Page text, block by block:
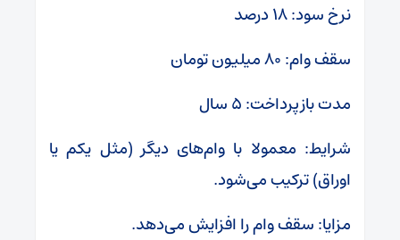
نرخ سود: ۱۸ درصد
سقف وام: ۸۰ میلیون تومان
مدت بازپرداخت: ۵ سال
شرایط: معمولا با وام‌های دیگر (مثل یکم یا
اوراق) ترکیب می‌شود.
مزایا: سقف وام را افزایش می‌دهد.